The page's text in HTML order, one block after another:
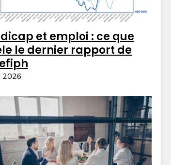
et emploi : ce que
le dernier rapport de
2026